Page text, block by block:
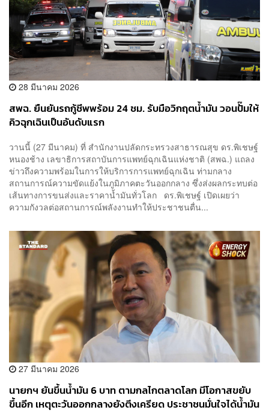
28 มีนาคม 2026
สพฉ. ยืนยันรถกู้ชีพพร้อม 24 ชม. รับมือวิกฤตน้ำมัน วอนปั๊มให้
คิวฉุกเฉินเป็นอันดับแรก
วานนี้ (27 มีนาคม) ที่ สำนักงานปลัดกระทรวงสาธารณสุข ดร.พิเชษฐ์
หนองช้าง เลขาธิการสถาบันการแพทย์ฉุกเฉินแห่งชาติ (สพฉ.) แถลง
ข่าวถึงความพร้อมในการให้บริการการแพทย์ฉุกเฉิน ท่ามกลาง
สถานการณ์ความขัดแย้งในภูมิภาคตะวันออกกลาง ซึ่งส่งผลกระทบต่อ
เส้นทางการขนส่งและราคาน้ำมันทั่วโลก ดร.พิเชษฐ์ เปิดเผยว่า
ความกังวลต่อสถานการณ์พลังงานทำให้ประชาชนตื่น...
27 มีนาคม 2026
นายกฯ ยันขึ้นน้ำมัน 6 บาท ตามกลไกตลาดโลก มีโอกาสขยับ
ขึ้นอีก เหตุตะวันออกกลางยังตึงเครียด ประชาชนมั่นใจได้น้ำมัน